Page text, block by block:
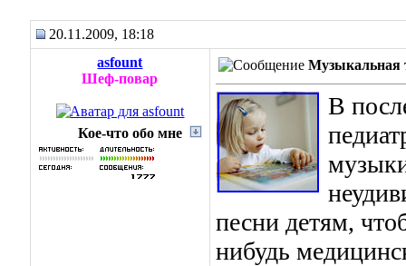
20.11.2009, 18:18
asfount
Шеф-повар
Кое-что обо мне
Музыкальная
В
песни детям,
нибудь